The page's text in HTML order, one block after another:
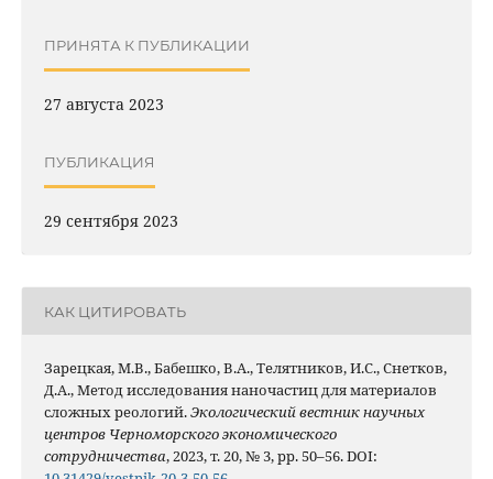
ПРИНЯТА К ПУБЛИКАЦИИ
27 августа 2023
ПУБЛИКАЦИЯ
29 сентября 2023
КАК ЦИТИРОВАТЬ
Зарецкая, М.В., Бабешко, В.А., Телятников, И.С., Снетков,
Д.А., Метод исследования наночастиц для материалов
сложных реологий.Экологический вестник научных
центров Черноморского экономического
сотрудничества, 2023, т. 20, № 3, pp. 50–56. DOI: